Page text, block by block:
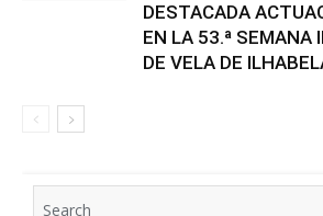
DESTACADA
EN LA 53.ª SEMANA
DE VELA DE